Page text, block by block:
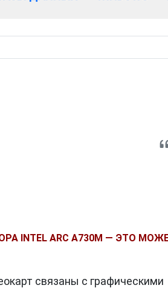
INTEL ARC A730M — ЭТО
связаны с графическими